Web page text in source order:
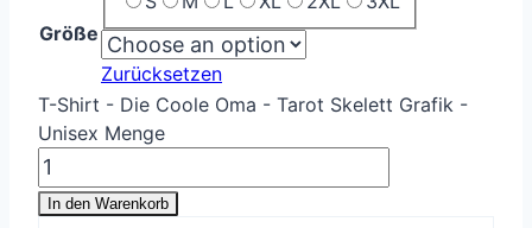
Größe
Zurücksetzen
T-Shirt - Die Coole Oma - Tarot Skelett Grafik -
Unisex Menge
In den Warenkorb